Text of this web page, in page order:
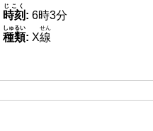
時刻
じこく
: 6時3分
種類
しゅるい
: X線
せん